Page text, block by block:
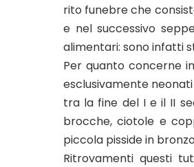
rito funebre che
e nel successivo
alimentari: sono infatti
Per quanto concerne
esclusivamente
tra la fine del I e il II
brocche, ciotole e
piccola pisside in
Ritrovamenti questi